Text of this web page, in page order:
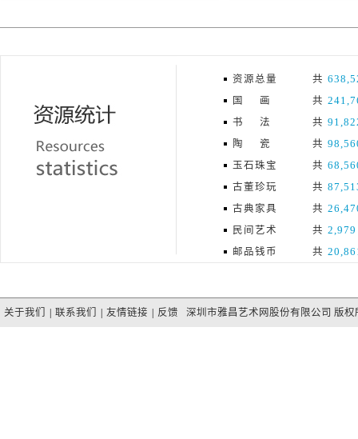
资源总量 共
国 画
共
书 法
共
陶 瓷
共
玉石珠宝
共
古董珍玩
共
古典家具
共
民间艺术
共 2,979
邮品钱币
共
关于我们 联系我们 友情链接 反馈 深圳市雅昌艺术网股份有限公司 版权